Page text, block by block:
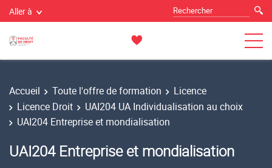
Aller à
Accueil Toute l'offre de formation
Licence
Licence Droit
UAI204 UA Individualisation au choix
UAI204 Entreprise et mondialisation
UAI204 Entreprise et mondialisation